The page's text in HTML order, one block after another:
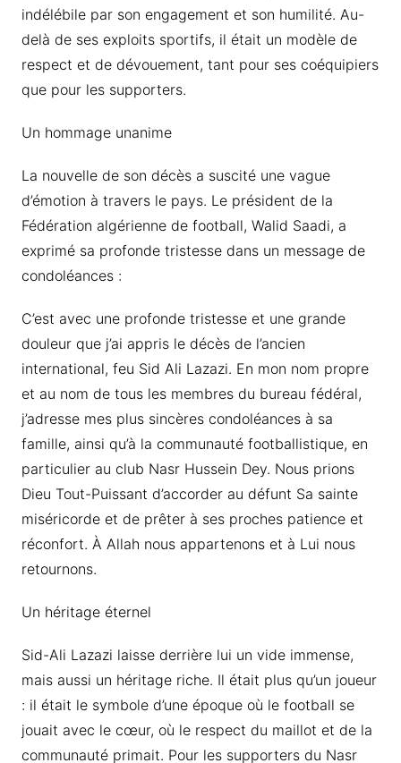
indélébile par son engagement et son humilité. Au-
delà de ses exploits sportifs, il était un modèle de
respect et de dévouement, tant pour ses coéquipiers
que pour les supporters.
Un hommage unanime
La nouvelle de son décès a suscité une vague
d’émotion à travers le pays. Le président de la
Fédération algérienne de football, Walid Saadi, a
exprimé sa profonde tristesse dans un message de
condoléances :
C’est avec une profonde tristesse et une grande
douleur que j’ai appris le décès de l’ancien
international, feu Sid Ali Lazazi. En mon nom propre
et au nom de tous les membres du bureau fédéral,
j’adresse mes plus sincères condoléances à sa
famille, ainsi qu’à la communauté footballistique, en
particulier au club Nasr Hussein Dey. Nous prions
Dieu Tout-Puissant d’accorder au défunt Sa sainte
miséricorde et de prêter à ses proches patience et
réconfort. À Allah nous appartenons et à Lui nous
retournons.
Un héritage éternel
Sid-Ali Lazazi laisse derrière lui un vide immense,
mais aussi un héritage riche. Il était plus qu’un joueur
: il était le symbole d’une époque où le football se
jouait avec le cœur, où le respect du maillot et de la
communauté primait. Pour les supporters du Nasr